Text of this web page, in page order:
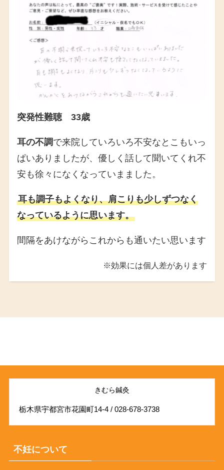
突発性難聴 33歳
耳の不調で来院していろいろ不安なとこもいっ
ぱいありましたが、優しく話して聞いてくれ不
安も徐々になくなっていまました。
耳も調子もよくなり、肩こりも少しずつなく
なっているように思います。
間隔をあけながらこれからも通いたい思います
※効果には個人差があります
きむら鍼灸
栃木県宇都宮市花園町14-4 / 028-678-3738
不妊について